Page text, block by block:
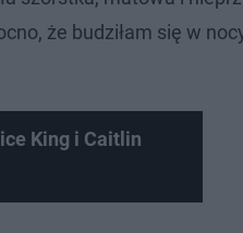
że budziłam się w
King i Caitlin